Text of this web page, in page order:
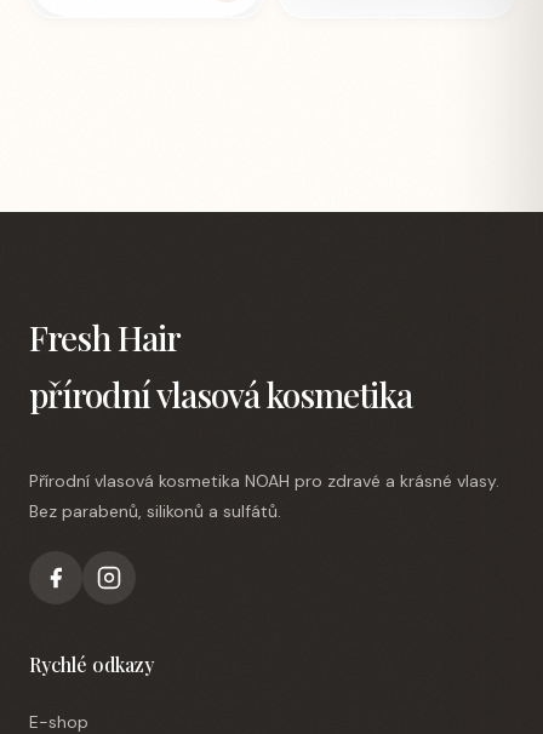
Fresh Hair
přírodní vlasová kosmetika
Přírodní vlasová kosmetika NOAH pro zdravé a krásné vlasy.
Bez parabenů, silikonů a sulfátů.
Rychlé odkazy
E-shop